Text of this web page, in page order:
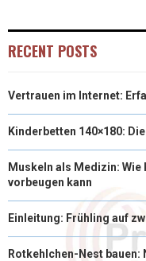
RECENT POSTS
Vertrauen im Internet:
Kinderbetten 140×180:
Muskeln als Medizin:
vorbeugen kann
Einleitung: Frühling auf
Rotkehlchen-Nest